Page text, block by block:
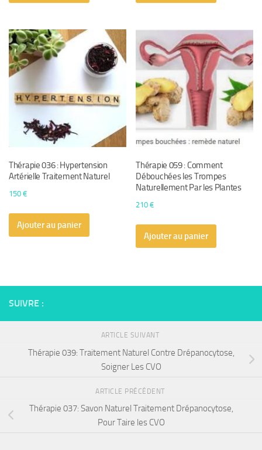
Thérapie 036 : Hypertension
Artérielle Traitement Naturel
150 €
Ajouter au panier
Thérapie 059 : Comment
Débouchées les Trompes
Naturellement Par les Plantes
210€
Ajouter au panier
SUIVRE :
ARTICLE SUIVANT
Thérapie 039: Traitement Naturel Contre Drépanocytose,
Soigner Les CVO
ARTICLE PRÉCÉDENT
Thérapie 037: Savon Naturel Traitement Drépanocytose,
Pour Taire les CVO